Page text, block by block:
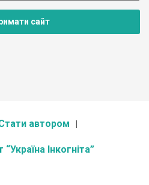
сайт
автором
Інкогніта”